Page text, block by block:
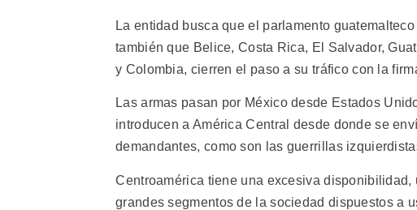
La entidad busca que el parlamento
también que Belice, Costa Rica, El Salvador,
y Colombia, cierren el paso a su tráfico con la
Las armas pasan por México desde Estados
introducen a América Central desde donde se
demandantes, como son las guerrillas
Centroamérica tiene una excesiva
grandes segmentos de la sociedad dispuestos a